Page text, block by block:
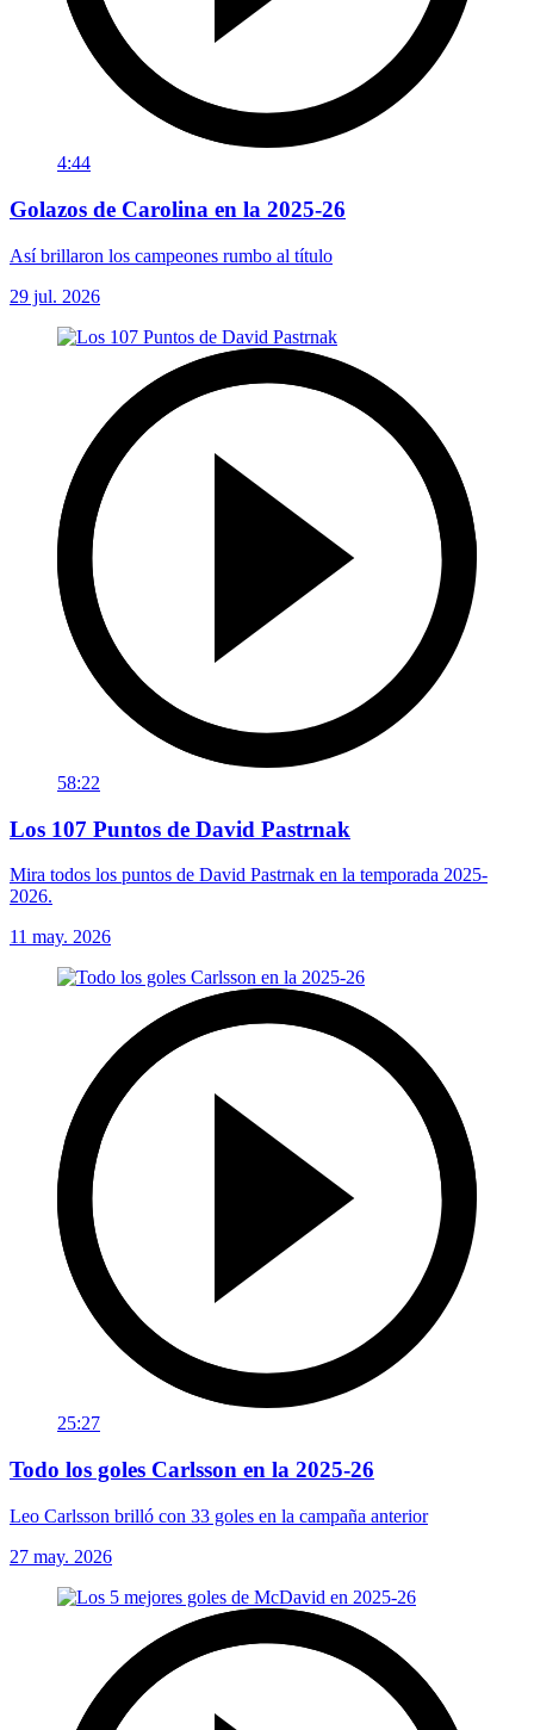
4:44
Golazos de Carolina en la 2025-26
Así brillaron los campeones rumbo al título
29 jul. 2026
58:22
Los 107 Puntos de David Pastrnak
Mira todos los puntos de David Pastrnak en la temporada 2025-
2026.
11 may. 2026
25:27
Todo los goles Carlsson en la 2025-26
Leo Carlsson brilló con 33 goles en la campaña anterior
27 may. 2026